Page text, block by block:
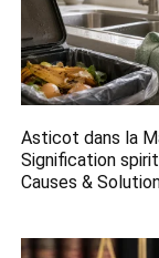
Asticot dans la
Signification
Causes &